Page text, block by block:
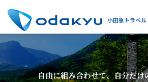
小田急トラベル
自由に組み合わせて、自分だけ